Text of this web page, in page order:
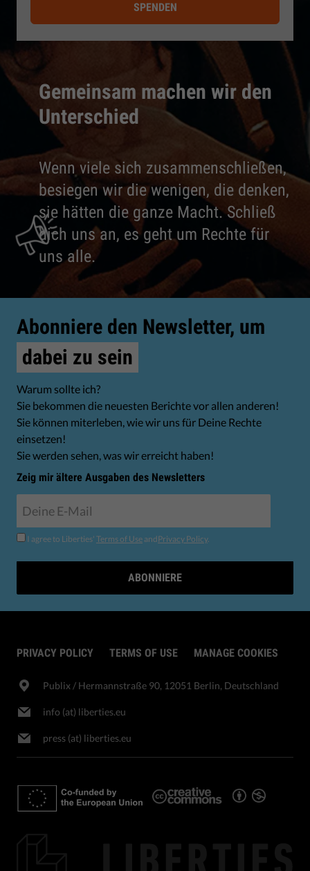
Gemeinsam machen wir den
Unterschied
Wenn viele sich zusammenschließen,
besiegen wir die wenigen, die denken,
sie hätten die ganze Macht. Schließ
dich uns an, es geht um Rechte für
uns alle.
SPENDEN
Abonniere den Newsletter, um
dabei zu sein
Warum sollte ich?
Sie bekommen die neuesten Berichte vor allen anderen!
Sie können miterleben, wie wir uns für Deine Rechte
einsetzen!
Sie werden sehen, was wir erreicht haben!
Zeig mir ältere Ausgaben des Newsletters
I agree to Liberties' Terms of Use andPrivacy Policy.
ABONNIERE
PRIVACY POLICY TERMS OF USE MANAGE COOKIES
Publix​ / Hermannstraße 90, 12051 Berlin, Deutschland
info (at) liberties.eu
press (at) liberties.eu